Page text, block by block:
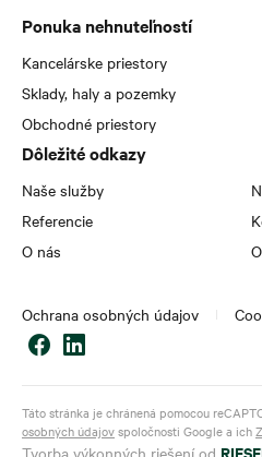
Ponuka nehnuteľností
Kancelárske priestory
Sklady, haly a pozemky
Obchodné priestory
Dôležité odkazy
Naše služby
Referencie
O nás
Ochrana osobných údajov
Táto stránka je chránená pomocou
osobných údajovspoločnosti Google a ich
Tvorba výkonných riešení od